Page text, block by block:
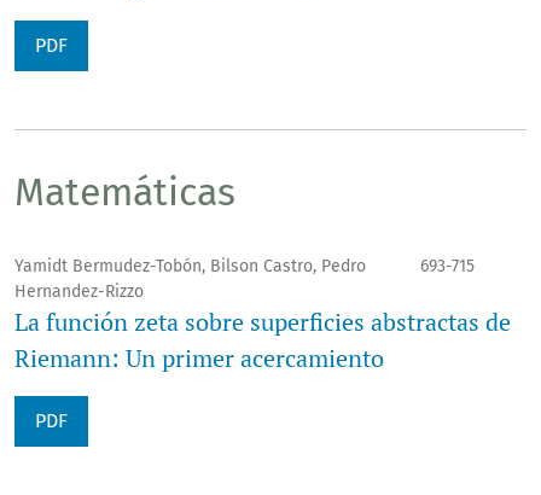
PDF
Matemáticas
Yamidt Bermudez-Tobón, Bilson Castro, Pedro
Hernandez-Rizzo
693-715
La función zeta sobre superficies abstractas de
Riemann: Un primer acercamiento
PDF